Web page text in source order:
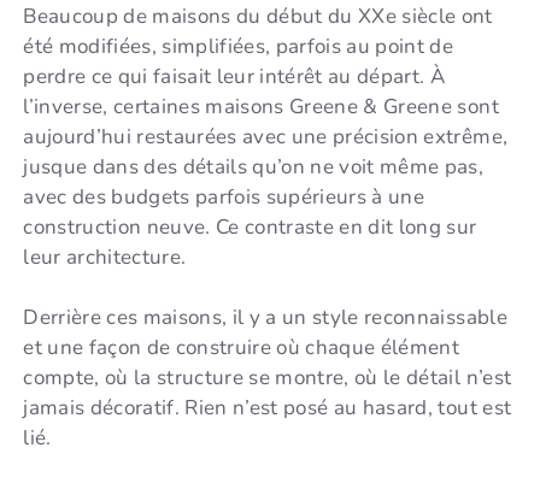
Beaucoup de maisons du début du XXe siècle ont
été modifiées, simplifiées, parfois au point de
perdre ce qui faisait leur intérêt au départ. À
l’inverse, certaines maisons Greene & Greene sont
aujourd’hui restaurées avec une précision extrême,
jusque dans des détails qu’on ne voit même pas,
avec des budgets parfois supérieurs à une
construction neuve. Ce contraste en dit long sur
leur architecture.
Derrière ces maisons, il y a un style reconnaissable
et une façon de construire où chaque élément
compte, où la structure se montre, où le détail n’est
jamais décoratif. Rien n’est posé au hasard, tout est
lié.